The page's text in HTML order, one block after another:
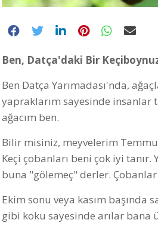
Ben, Datça'daki Bir
Ben Datça Yarımadası'nda,
yapraklarım sayesinde insanlar
ağacım ben.
Bilir misiniz, meyvelerim
Keçi çobanları beni çok iyi tanır.
buna "gölemeç" derler.
Ekim sonu veya kasım başında
gibi koku sayesinde arılar bana